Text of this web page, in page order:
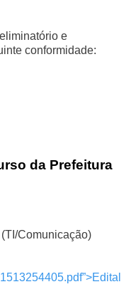
e
conformidade:
da Prefeitura
Comunicação)
1513254405.pdf”>Edital